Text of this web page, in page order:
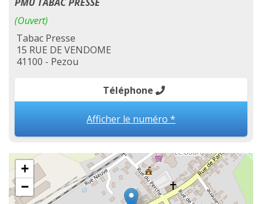
(Ouvert)
Tabac Presse
15 RUE DE VENDOME
41100 - Pezou
Téléphone
Afficher le numéro *
+
−